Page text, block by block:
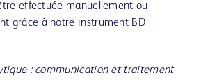
effectuée manuellement ou
grâce à notre instrument BD
: communication et traitement